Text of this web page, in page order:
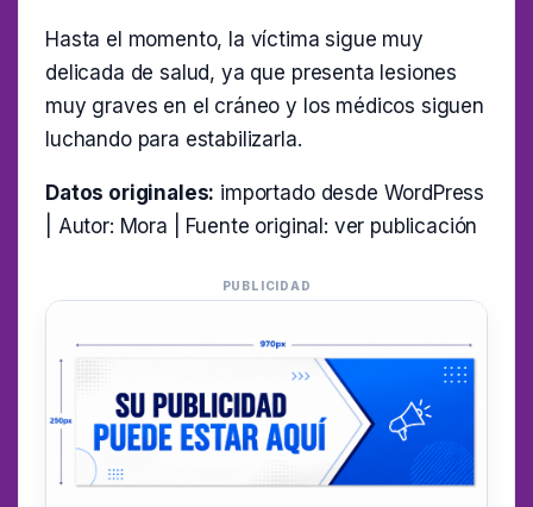
Hasta el momento, la víctima sigue muy
delicada de salud, ya que presenta lesiones
muy graves en el cráneo y los médicos siguen
luchando para estabilizarla.
Datos originales: importado desde WordPress
| Autor: Mora | Fuente original: ver publicación
PUBLICIDAD